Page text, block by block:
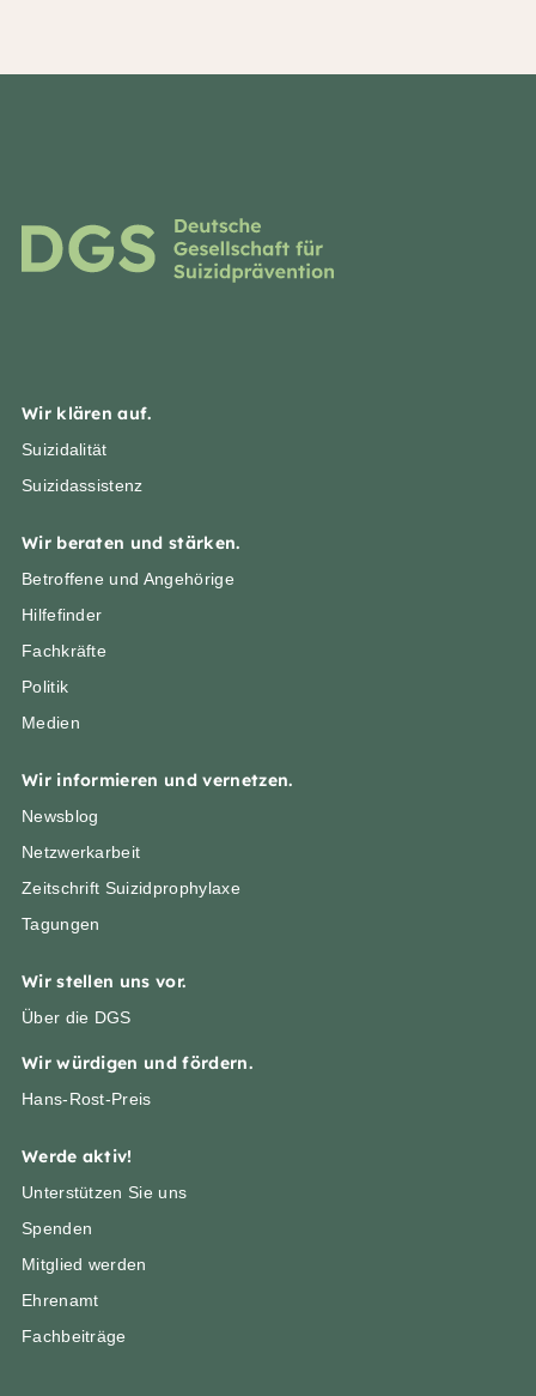
Wir klären auf.
Suizidalität
Suizidassistenz
Wir beraten und stärken.
Betroffene und Angehörige
Hilfefinder
Fachkräfte
Politik
Medien
Wir informieren und vernetzen.
Newsblog
Netzwerkarbeit
Zeitschrift Suizidprophylaxe
Tagungen
Wir stellen uns vor.
Über die DGS
Wir würdigen und fördern.
Hans-Rost-Preis
Werde aktiv!
Unterstützen Sie uns
Spenden
Mitglied werden
Ehrenamt
Fachbeiträge